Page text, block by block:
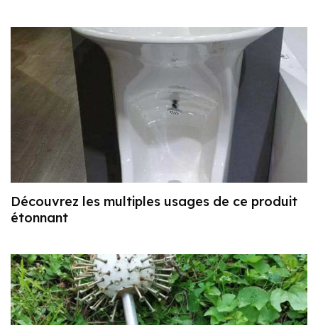
Découvrez les multiples usages de ce produit
étonnant